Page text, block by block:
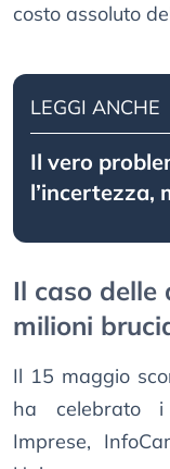
costo assoluto
LEGGI ANCHE
Il vero
l’incertezza,
Il caso
milioni
Il 15 maggio
ha celebrato i
Imprese,